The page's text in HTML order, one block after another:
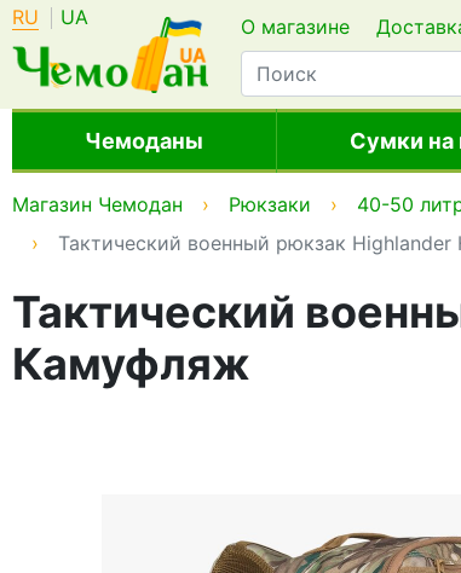
RU UA О магазине
Чемоданы Сумки на
Магазин Чемодан Рюкзаки 40-50
Тактический военный рюкзак
Тактический
Камуфляж